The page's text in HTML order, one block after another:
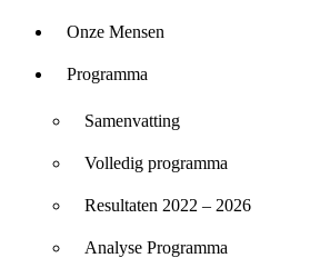
Onze Mensen
Programma
Samenvatting
Volledig programma
Resultaten 2022 – 2026
Analyse Programma